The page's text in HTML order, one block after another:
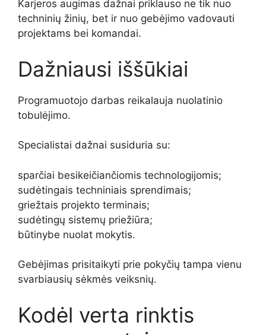
Karjeros augimas dažnai priklauso ne tik nuo
techninių žinių, bet ir nuo gebėjimo vadovauti
projektams bei komandai.
Dažniausi iššūkiai
Programuotojo darbas reikalauja nuolatinio
tobulėjimo.
Specialistai dažnai susiduria su:
sparčiai besikeičiančiomis technologijomis;
sudėtingais techniniais sprendimais;
griežtais projekto terminais;
sudėtingų sistemų priežiūra;
būtinybe nuolat mokytis.
Gebėjimas prisitaikyti prie pokyčių tampa vienu
svarbiausių sėkmės veiksnių.
Kodėl verta rinktis